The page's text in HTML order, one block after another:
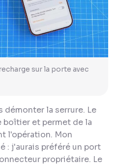
sur la porte avec
démonter la serrure. Le
boîtier et permet de la
l'opération. Mon
: j'aurais préféré un port
propriétaire. Le